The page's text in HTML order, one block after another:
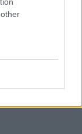
γραφείο
της